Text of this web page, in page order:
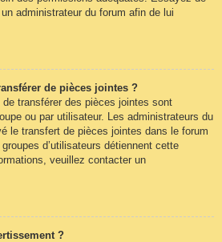
administrateur du forum afin de lui
de pièces jointes ?
transférer des pièces jointes sont
ou par utilisateur. Les administrateurs du
le transfert de pièces jointes dans le forum
d’utilisateurs détiennent cette
veuillez contacter un
?